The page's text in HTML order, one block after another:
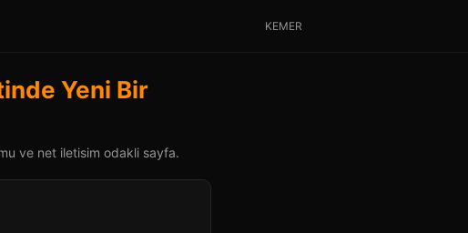
KEMER
Yeni Bir
ve net iletisim odakli sayfa.